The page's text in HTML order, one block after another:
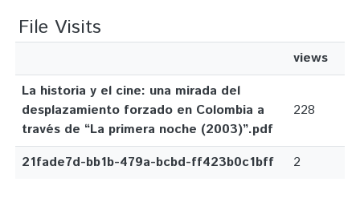
File Visits
views
La historia y el cine: una mirada del
desplazamiento forzado en Colombia a
través de “La primera noche (2003)”.pdf
228
21fade7d-bb1b-479a-bcbd-ff423b0c1bff 2